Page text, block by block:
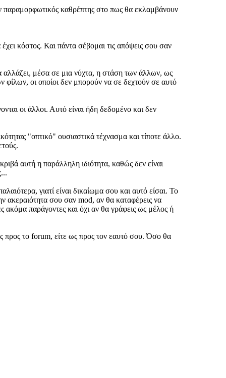
παραμορφωτικός καθρέπτης στο πως θα εκλαμβάνουν
κόστος. Και πάντα σέβομαι τις απόψεις σου σαν
αλλάζει, μέσα σε μια νύχτα, η στάση των άλλων, ως
οι οποίοι δεν μπορούν να σε δεχτούν σε αυτό
οι άλλοι. Αυτό είναι ήδη δεδομένο και δεν
"οπτικό" ουσιαστικά τέχνασμα και τίποτε άλλο.
αυτή η παράλληλη ιδιότητα, καθώς δεν είναι
γιατί είναι δικαίωμα σου και αυτό είσαι. Το
ακεραιότητα σου σαν mod, αν θα καταφέρεις να
ακόμα παράγοντες και όχι αν θα γράφεις ως μέλος ή
προς το forum, είτε ως προς τον εαυτό σου. Όσο θα